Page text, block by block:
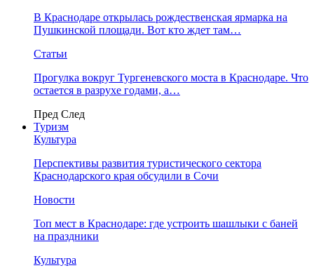
В Краснодаре открылась рождественская ярмарка на
Пушкинской площади. Вот кто ждет там…
Статьи
Прогулка вокруг Тургеневского моста в Краснодаре. Что
остается в разрухе годами, а…
Пред След
Туризм
Культура
Перспективы развития туристического сектора
Краснодарского края обсудили в Сочи
Новости
Топ мест в Краснодаре: где устроить шашлыки с баней
на праздники
Культура